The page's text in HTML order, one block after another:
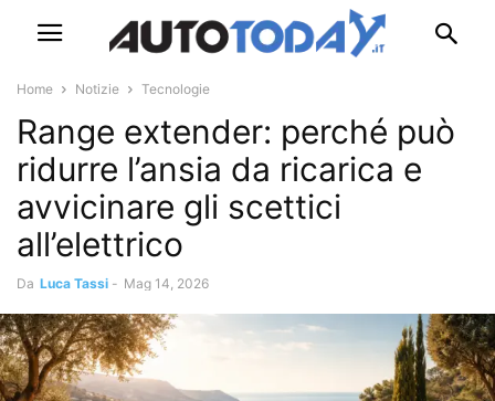
Home Notizie Tecnologie
Range extender: perché può
ridurre l’ansia da ricarica e
avvicinare gli scettici
all’elettrico
Da Luca Tassi - Mag 14, 2026